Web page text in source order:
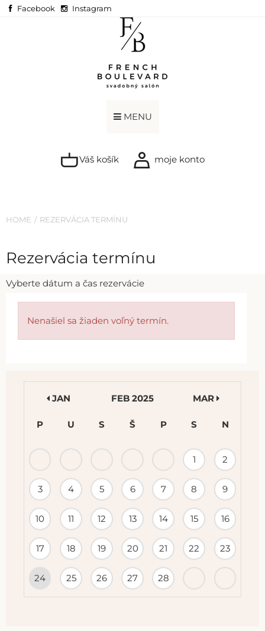
Facebook Instagram
MENU
Váš košík moje konto
HOME REZERVÁCIA TERMÍNU
Rezervácia termínu
Vyberte dátum a čas rezervácie
Nenašiel sa žiaden voľný termín.
KALENDÁR
PODUJATÍ
JAN FEB 2025 MAR
P U S Š P S N
1 2
3 4 5 6 7 8 9
10 11 12 13 14 15 16
17 18 19 20 21 22 23
24 25 26 27 28